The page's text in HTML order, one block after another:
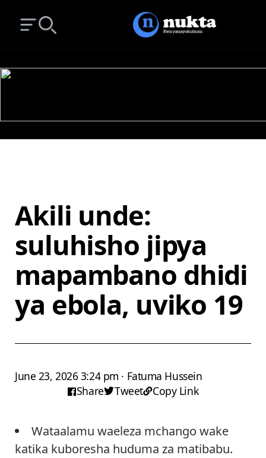
Open main menu
Akili unde:
suluhisho jipya
mapambano dhidi
ya ebola, uviko 19
June 23, 2026 3:24 pm · Fatuma Hussein
Share
Tweet Copy Link
Wataalamu waeleza mchango wake
katika kuboresha huduma za matibabu.